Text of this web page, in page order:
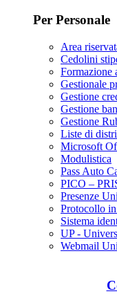
Per Personale
Area
Cedolini
Formazione
Gestionale
Gestione
Gestione
Gestione
Liste di
Microsoft
Modulistica
Pass Auto
PICO –
Presenze
Protocollo
Sistema
UP -
Webmail